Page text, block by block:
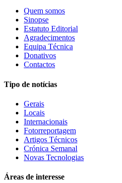
Quem somos
Sinopse
Estatuto Editorial
Agradecimentos
Equipa Técnica
Donativos
Contactos
Tipo de notícias
Gerais
Locais
Internacionais
Fotorreportagem
Artigos Técnicos
Crónica Semanal
Novas Tecnologias
Áreas de interesse